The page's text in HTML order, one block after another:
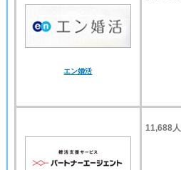
エン婚活
11,688人